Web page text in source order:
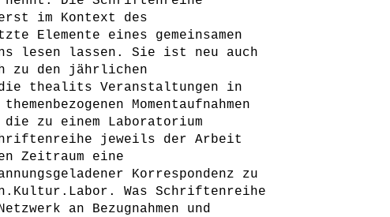
im Kontext des
Elemente eines gemeinsamen
lesen lassen. Sie ist neu auch
zu den jährlichen
thealits Veranstaltungen in
Momentaufnahmen
zu einem Laboratorium
jeweils der Arbeit
Zeitraum eine
Korrespondenz zu
Was Schriftenreihe
an Bezugnahmen und